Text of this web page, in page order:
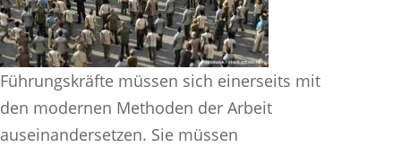
Führungskräfte müssen sich einerseits mit
den modernen Methoden der Arbeit
auseinandersetzen. Sie müssen